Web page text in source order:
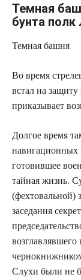
Темная
бунта полк
Темная башня
Во время
встал на
приказывает
Долгое время
навигационных
готовившее
тайная жизнь.
(фехтовальной)
заседания
Слухи были не